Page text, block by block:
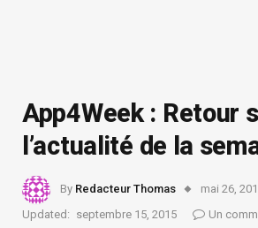
App4Week : Retour
l’actualité de la
By Redacteur Thomas
mai 26,
Updated: septembre 15, 2015
Un